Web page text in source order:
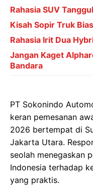
Rahasia SUV
Kisah Sopir Truk
Rahasia Irit Dua
Jangan Kaget
Bandara
PT Sokonindo
keran pemesanan
2026 bertempat di
Jakarta Utara.
seolah menegaskan
Indonesia terhadap
yang praktis.